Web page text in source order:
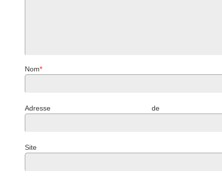
Nom*
Adresse de
Site